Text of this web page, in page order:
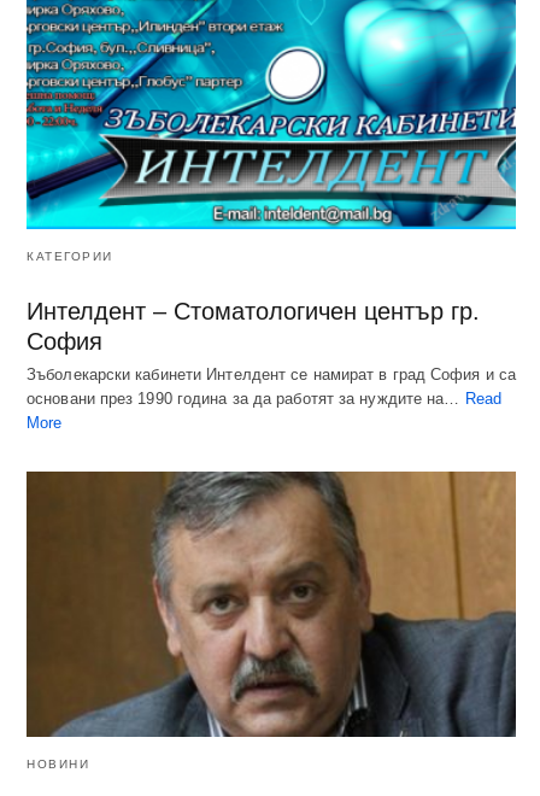
КАТЕГОРИИ
Интелдент – Стоматологичен център гр.
София
Зъболекарски кабинети Интелдент се намират в град София и са
основани през 1990 година за да работят за нуждите на… Read
More
НОВИНИ